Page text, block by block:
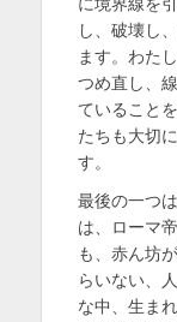
に境界線を
し、破壊し
ます。わた
つめ直し、
ていること
たちも大切
す。
最後の一つ
は、ローマ
も、赤ん坊
らいない、
な中、生ま